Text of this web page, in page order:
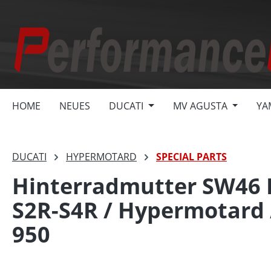
HOME NEUES DUCATI MV AGUSTA
DUCATI HYPERMOTARD SPECIAL PARTS
Hinterradmutter SW46
S2R-S4R /
950